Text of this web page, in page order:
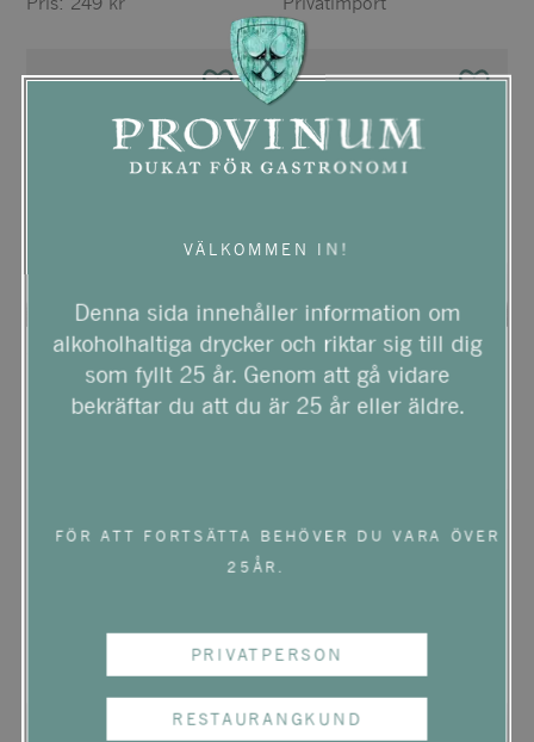
Sydafrika |Rött vin
Glenelly Glass
Collection Cabernet
Sydafrika | Rött vin
Glenelly Glass
Collection Cabernet
VÄLKOMMEN IN!
Denna sida innehåller information om
alkoholhaltiga drycker och riktar sig till dig
som fyllt 25 år. Genom att gå vidare
bekräftar du att du är 25 år eller äldre.
FÖR ATT FORTSÄTTA BEHÖVER DU VARA ÖVER
25ÅR.
PRIVATPERSON
RESTAURANGKUND